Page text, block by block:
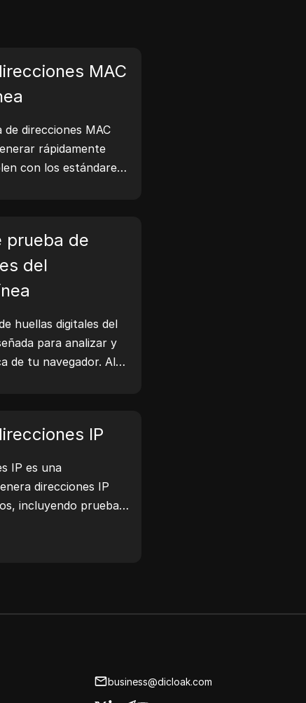
MAC
direcciones MAC
rápidamente
con los estándares,
prueba de
del
huellas digitales del
para analizar y
de tu navegador. Al
IP
IP es una
direcciones IP
incluyendo pruebas
de privacidad y más.
business@dicloak.com